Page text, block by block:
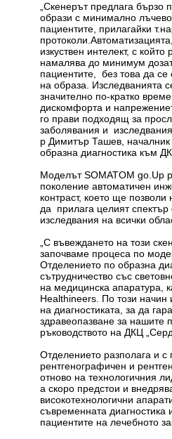
„Скенерът предлага бързо
образи с минимално
пациентите, прилагайки
изкуствен интелект, с
намалява до минимум
пациентите, без това да се
на образа. Изследванията
значително по-кратко
дискомфорта и
го прави подходящ за
заболявания и
р Димитър Ташев,
образна диагностика към
Моделът SOMATOM go.Up
поколение автоматичен
контраст, което ще позволи
да прилага целият спектър
изследвания на всички
„С въвеждането на този
започваме процеса по
Отделението по образна
сътрудничество със
на медицинска апаратура,
Healthineers. По този
на диагностиката, за да
здравеопазване за нашите
ръководството на ДКЦ
Отделението разполага и
рентгенографичен и
отново на технологичния
а скоро предстои и
високотехнологични
съвременната диагностика
пациентите на лечебното